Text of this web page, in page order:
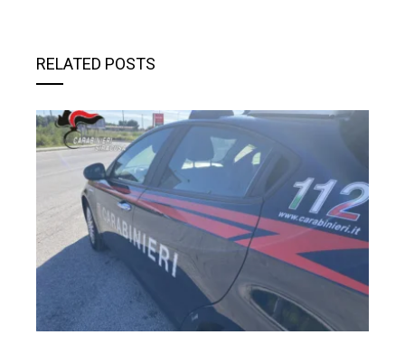
RELATED POSTS